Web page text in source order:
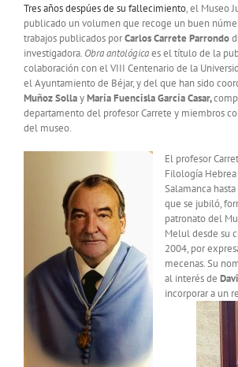
Tres años despúes de su fallecimiento, el Museo
publicado un volumen que recoge un buen
trabajos publicados porCarlos Carrete Parrondo
investigadora. Obra antológicaes el título de la
colaboración con el VIII Centenario de la
el Ayuntamiento de Béjar, y del que han sido
Muñoz SollayMaría Fuencisla García Casar,
departamento del profesor Carrete y miembros
del museo.
El profesor
Filología
Salamanca
que se jubiló,
patronato del
Melul desde su
2004, por
mecenas. Su
al interés de
incorporar a un